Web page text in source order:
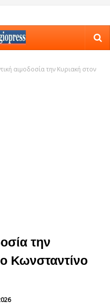
αιμοδοσία την Κυριακή στον
την
Κωνσταντίνο